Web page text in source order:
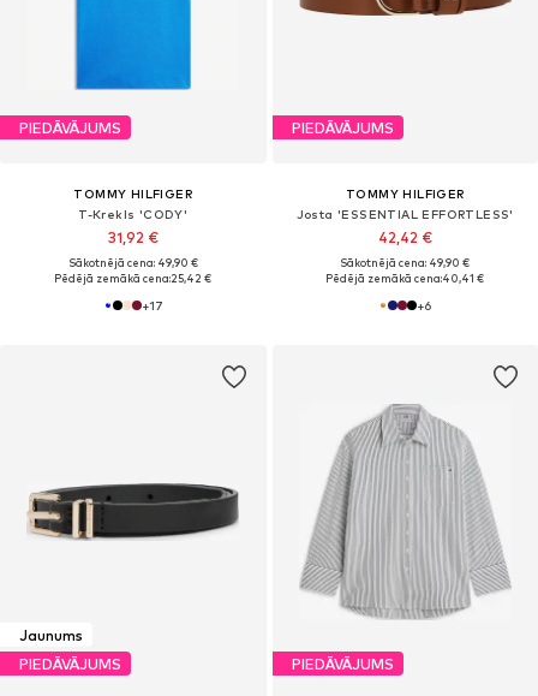
PIEDĀVĀJUMS
TOMMY HILFIGER
T-Krekls 'CODY'
31,92 €
Sākotnējā cena: 49,90 €
Pēdējā zemākā cena:25,42 €
+17
PIEDĀVĀJUMS
TOMMY HILFIGER
Josta 'ESSENTIAL EFFORTLESS'
42,42 €
Sākotnējā cena: 49,90 €
Pēdējā zemākā cena:40,41 €
+6
Jaunums
PIEDĀVĀJUMS
PIEDĀVĀJUMS